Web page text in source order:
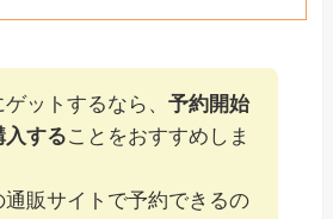
ゲットするなら、予約開始
入することをおすすめしま
通販サイトで予約できるの